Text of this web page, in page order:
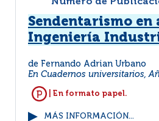
Sendentarismo en
Ingeniería
de Fernando Adrian Urbano
En Cuadernos universitarios,
| En formato papel.
MÁS INFORMACIÓN...